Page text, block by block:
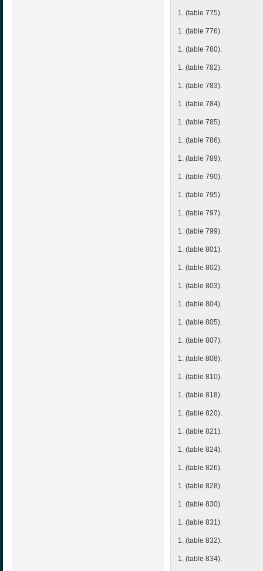
1. (table 775).
1. (table 776).
1. (table 780).
1. (table 782).
1. (table 783).
1. (table 784).
1. (table 785).
1. (table 786).
1. (table 789).
1. (table 790).
1. (table 795).
1. (table 797).
1. (table 799).
1. (table 801).
1. (table 802).
1. (table 803).
1. (table 804).
1. (table 805).
1. (table 807).
1. (table 808).
1. (table 810).
1. (table 818).
1. (table 820).
1. (table 821).
1. (table 824).
1. (table 826).
1. (table 828).
1. (table 830).
1. (table 831).
1. (table 832).
1. (table 834).